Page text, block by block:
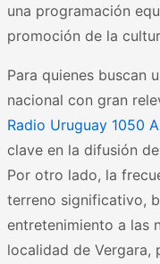
una programación
promoción de la
Para quienes buscan
nacional con gran
Radio Uruguay 1050
clave en la difusión
Por otro lado, la
terreno significativo,
entretenimiento a las
localidad de Vergara,